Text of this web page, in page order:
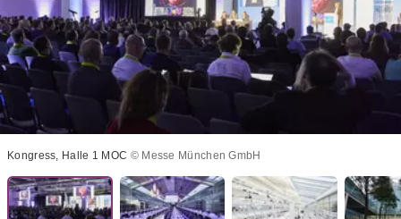
Kongress, Halle 1 MOC © Messe München GmbH